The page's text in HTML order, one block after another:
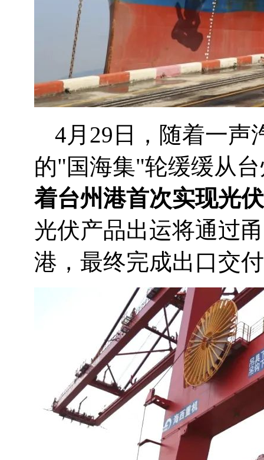
4月29日，随着一声
的"国海集"轮缓缓从
着台州港首次实现光
光伏产品出运将通过
港，最终完成出口交